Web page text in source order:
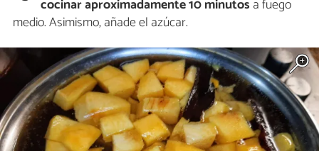
cocinar aproximadamente 10 minutos a fuego
medio. Asimismo, añade el azúcar.